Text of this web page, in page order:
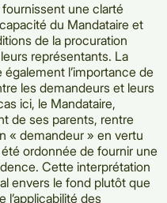
une clarté
du Mandataire et
de la procuration
représentants. La
l’importance de
les demandeurs et leurs
ici, le Mandataire,
de ses parents, rentre
« demandeur » en vertu
ordonnée de fournir une
Cette interprétation
envers le fond plutôt que
l’applicabilité des